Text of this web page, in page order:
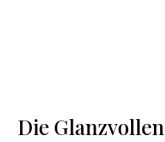
Die Glanzvollen